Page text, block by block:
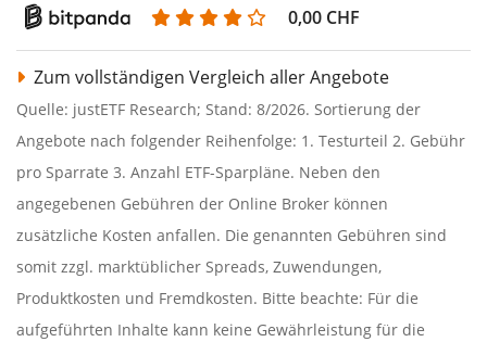
0,00 CHF
Zum vollständigen Vergleich aller Angebote
Quelle: justETF Research; Stand: 8/2026. Sortierung der
Angebote nach folgender Reihenfolge: 1. Testurteil 2. Gebühr
pro Sparrate 3. Anzahl ETF-Sparpläne. Neben den
angegebenen Gebühren der Online Broker können
zusätzliche Kosten anfallen. Die genannten Gebühren sind
somit zzgl. marktüblicher Spreads, Zuwendungen,
Produktkosten und Fremdkosten. Bitte beachte: Für die
aufgeführten Inhalte kann keine Gewährleistung für die